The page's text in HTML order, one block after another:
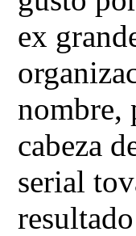
ex
nombre,
cabeza
serial